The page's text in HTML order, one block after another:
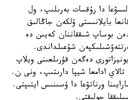
دا رۇقسات بەرىلىپ، ول
بايلانىستى ۇلكەن جاڭالىق
لاگەردەن بوساپ شىققاننان كەيىن دە
شۇعىلداندى.
دەگەن قۇرىلعىنى ويلاپ
ادامعا شيپا دارىتىپ، ونى ن.
ورناتۋعا دا ۇسىنىس ايتىپتى.